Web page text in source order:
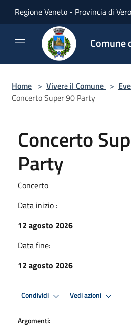
Regione Veneto - Provincia di
Comune
Home > Vivere il Comune >
Concerto Super 90 Party
Concerto
Party
Concerto
Data inizio :
12 agosto 2026
Data fine:
12 agosto 2026
Condividi Vedi azioni
Argomenti: